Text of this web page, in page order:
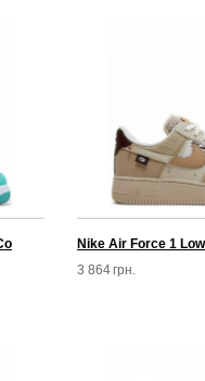
Nike Air Force 1
3 864грн.